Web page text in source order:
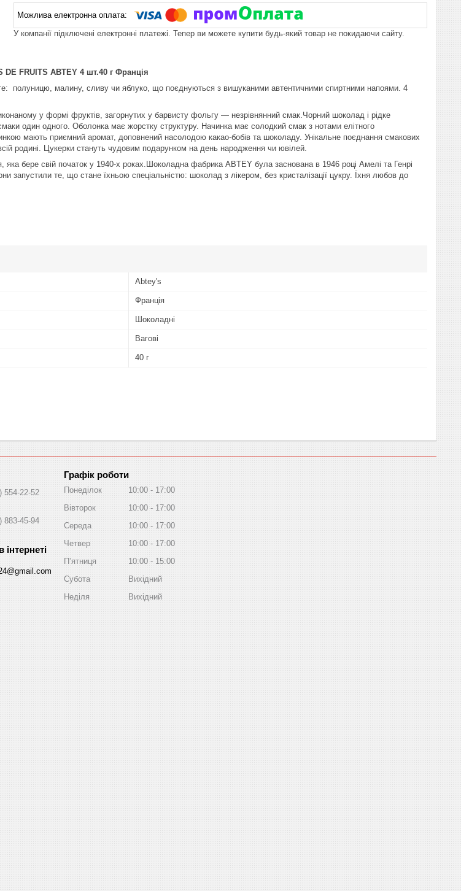
У компанії підключені електронні платежі. Тепер ви можете купити будь-який товар не покидаючи сайту.
FRUITS ABTEY 4 шт.40 г Франція
полуницю, малину, сливу чи яблуко, що поєднуються з вишуканими автентичними спиртними напоями. 4
у формі фруктів, загорнутих у барвисту фольгу — незрівнянний смак.Чорний шоколад і рідке
один одного. Оболонка має жорстку структуру. Начинка має солодкий смак з нотами елітного
мають приємний аромат, доповнений насолодою какао-бобів та шоколаду. Унікальне поєднання смакових
родині. Цукерки стануть чудовим подарунком на день народження чи ювілей.
яка бере свій початок у 1940-х роках.Шоколадна фабрика ABTEY була заснована в 1946 році Амелі та Генрі
запустили те, що стане їхньою спеціальністю: шоколад з лікером, без кристалізації цукру. Їхня любов до
Abtey's
Франція
Шоколадні
Вагові
40 г
554-22-52
883-45-94
Графік роботи
Понеділок 10:00
17:00
Вівторок
10:00
17:00
Середа
10:00
17:00
Четвер
10:00
17:00
Пʼятниця
10:00
15:00
Субота
Вихідний
Неділя
Вихідний